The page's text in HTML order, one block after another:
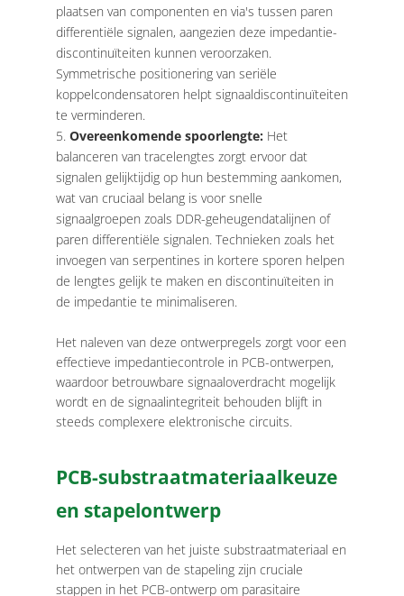
plaatsen van componenten en via's tussen paren
differentiële signalen, aangezien deze impedantie-
discontinuïteiten kunnen veroorzaken.
Symmetrische positionering van seriële
koppelcondensatoren helpt signaaldiscontinuïteiten
te verminderen.
Overeenkomende spoorlengte: Het
balanceren van tracelengtes zorgt ervoor dat
signalen gelijktijdig op hun bestemming aankomen,
wat van cruciaal belang is voor snelle
signaalgroepen zoals DDR-geheugendatalijnen of
paren differentiële signalen. Technieken zoals het
invoegen van serpentines in kortere sporen helpen
de lengtes gelijk te maken en discontinuïteiten in
de impedantie te minimaliseren.
Het naleven van deze ontwerpregels zorgt voor een
effectieve impedantiecontrole in PCB-ontwerpen,
waardoor betrouwbare signaaloverdracht mogelijk
wordt en de signaalintegriteit behouden blijft in
steeds complexere elektronische circuits.
PCB-substraatmateriaalkeuze
en stapelontwerp
Het selecteren van het juiste substraatmateriaal en
het ontwerpen van de stapeling zijn cruciale
stappen in het PCB-ontwerp om parasitaire